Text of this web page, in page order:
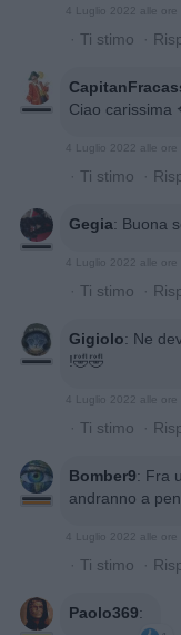
4 Luglio 2022 alle ore
· Ti stimo ·
Ciao carissima
4 Luglio 2022 alle ore
· Ti stimo ·
Gegia: Buona
4 Luglio 2022 alle ore
· Ti stimo ·
Gigiolo: Ne
!🤣🤣
4 Luglio 2022 alle ore
· Ti stimo ·
Bomber9: Fra
andranno a
4 Luglio 2022 alle ore
· Ti stimo ·
Paolo369: